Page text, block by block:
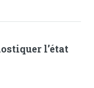
l’état